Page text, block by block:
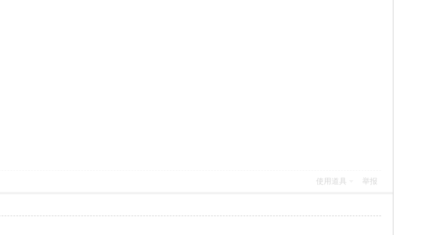
使用道具 举报